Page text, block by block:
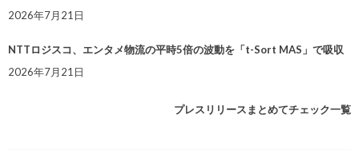
2026年7月21日
NTTロジスコ、エンタメ物流の平時5倍の波動を「t-Sort MAS」で吸収
2026年7月21日
プレスリリースまとめてチェック一覧